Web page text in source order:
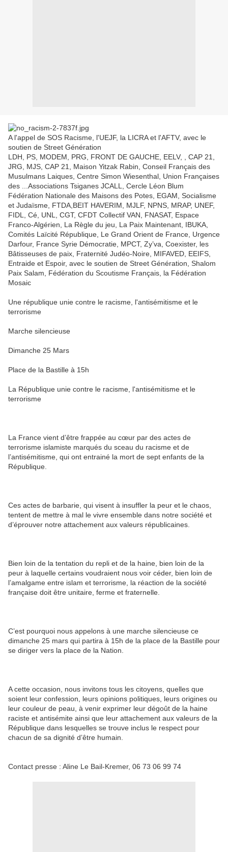
A l'appel de SOS Racisme, l'UEJF, la LICRA et l'AFTV, avec le
soutien de Street Génération
LDH, PS, MODEM, PRG, FRONT DE GAUCHE, EELV, , CAP 21,
JRG, MJS, CAP 21, Maison Yitzak Rabin, Conseil Français des
Musulmans Laiques, Centre Simon Wiesenthal, Union Françaises
des
Associations Tsiganes JCALL, Cercle Léon Blum
Fédération Nationale des Maisons des Potes, EGAM, Socialisme
et Judaïsme, FTDA,BEIT HAVERIM, MJLF, NPNS, MRAP, UNEF,
FIDL, Cé, UNL, CGT, CFDT Collectif VAN, FNASAT, Espace
Franco-Algérien, La Règle du jeu, La Paix Maintenant, IBUKA,
Comités Laïcité République, Le Grand Orient de France, Urgence
Darfour, France Syrie Démocratie, MPCT, Zy’va, Coexister, les
Bâtisseuses de paix, Fraternité Judéo-Noire, MIFAVED, EEIFS,
Entraide et Espoir, avec le soutien de Street Génération, Shalom
Paix Salam, Fédération du Scoutisme Français, la Fédération
Mosaic
Une république unie contre le racisme, l'antisémitisme et le
terrorisme
Marche silencieuse
Dimanche 25 Mars
Place de la Bastille à 15h
La République unie contre le racisme, l'antisémitisme et le
terrorisme
La France vient d’être frappée au cœur par des actes de
terrorisme islamiste marqués du sceau du racisme et de
l’antisémitisme, qui ont entrainé la mort de sept enfants de la
République.
Ces actes de barbarie, qui visent à insuffler la peur et le chaos,
tentent de mettre à mal le vivre ensemble dans notre société et
d’éprouver notre attachement aux valeurs républicaines.
Bien loin de la tentation du repli et de la haine, bien loin de la
peur à laquelle certains voudraient nous voir céder, bien loin de
l’amalgame entre islam et terrorisme, la réaction de la société
française doit être unitaire, ferme et fraternelle.
C’est pourquoi nous appelons à une marche silencieuse ce
dimanche 25 mars qui partira à 15h de la place de la Bastille pour
se diriger vers la place de la Nation.
A cette occasion, nous invitons tous les citoyens, quelles que
soient leur confession, leurs opinions politiques, leurs origines ou
leur couleur de peau, à venir exprimer leur dégoût de la haine
raciste et antisémite ainsi que leur attachement aux valeurs de la
République dans lesquelles se trouve inclus le respect pour
chacun de sa dignité d’être humain.
Contact presse : Aline Le Bail-Kremer, 06 73 06 99 74